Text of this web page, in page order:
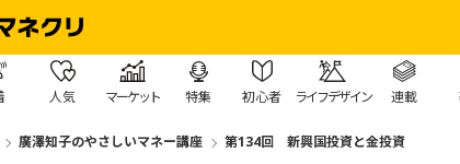
人気 マーケット 特集 初心者 ライフデザイン 連載
廣澤知子のやさしいマネー講座 第134回 新興国投資と金投資